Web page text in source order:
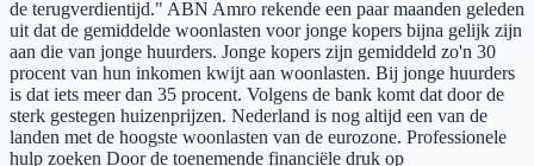
de terugverdientijd." ABN Amro rekende een paar maanden geleden
uit dat de gemiddelde woonlasten voor jonge kopers bijna gelijk zijn
aan die van jonge huurders. Jonge kopers zijn gemiddeld zo'n 30
procent van hun inkomen kwijt aan woonlasten. Bij jonge huurders
is dat iets meer dan 35 procent. Volgens de bank komt dat door de
sterk gestegen huizenprijzen. Nederland is nog altijd een van de
landen met de hoogste woonlasten van de eurozone. Professionele
hulp zoeken Door de toenemende financiële druk op